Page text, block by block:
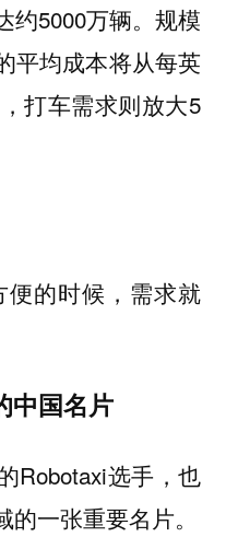
约5000万辆。规模
平均成本将从每英
打车需求则放大5
便的时候，需求就
中国名片
Robotaxi选手，也
一张重要名片。